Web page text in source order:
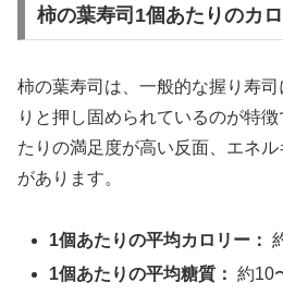
柿の葉寿司1個あたりのカ
柿の葉寿司は、一般的な握り寿
りと押し固められているのが特
たりの満足度が高い反面、エネ
があります。
1個あたりの平均カロリー：
1個あたりの平均糖質： 約10